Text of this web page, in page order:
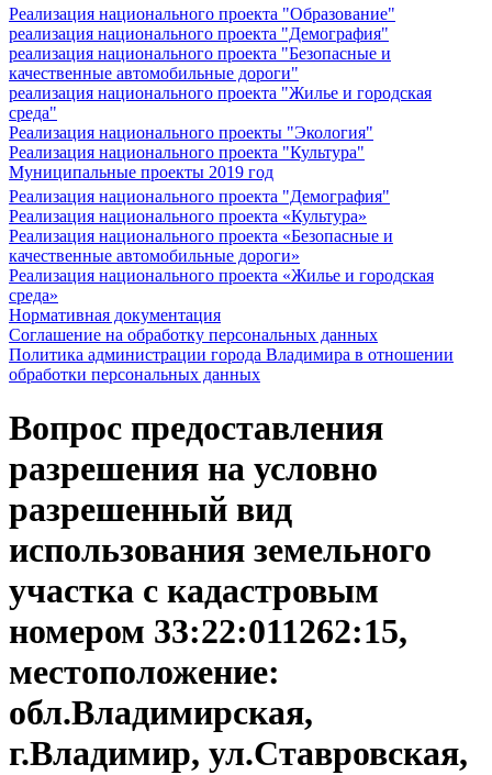
Реализация национального проекта "Образование"
реализация национального проекта "Демография"
реализация национального проекта "Безопасные и
качественные автомобильные дороги"
реализация национального проекта "Жилье и городская
среда"
Реализация национального проекты "Экология"
Реализация национального проекта "Культура"
Муниципальные проекты 2019 год
Реализация национального проекта "Демография"
Реализация национального проекта «Культура»
Реализация национального проекта «Безопасные и
качественные автомобильные дороги»
Реализация национального проекта «Жилье и городская
среда»
Нормативная документация
Соглашение на обработку персональных данных
Политика администрации города Владимира в отношении
обработки персональных данных
Вопрос предоставления
разрешения на условно
разрешенный вид
использования земельного
участка с кадастровым
номером 33:22:011262:15,
местоположение:
обл.Владимирская,
г.Владимир, ул.Ставровская,